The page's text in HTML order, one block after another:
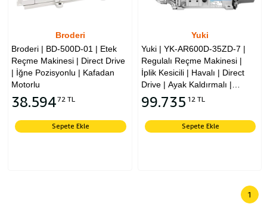
Broderi
Broderi | BD-500D-01 | Etek
Reçme Makinesi | Direct Drive
| İğne Pozisyonlu | Kafadan
Motorlu
38.59472 TL
Sepete Ekle
Yuki
Yuki | YK-AR600D-35ZD-7 |
Regulalı Reçme Makinesi |
İplik Kesicili | Havalı | Direct
Drive | Ayak Kaldırmalı |
Kafadan Motorlu
99.735 12 TL
Sepete Ekle
1